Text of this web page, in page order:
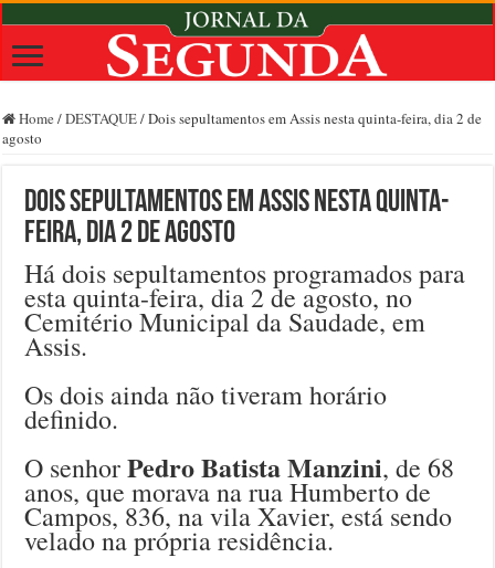
Home /DESTAQUE/Dois sepultamentos em Assis nesta quinta-feira, dia 2 de
agosto
Dois sepultamentos em Assis nesta quinta-
feira, dia 2 de agosto
Há dois sepultamentos programados para
esta quinta-feira, dia 2 de agosto, no
Cemitério Municipal da Saudade, em
Assis.
Os dois ainda não tiveram horário
definido.
O senhorPedro Batista Manzini, de 68
anos, que morava na rua Humberto de
Campos, 836, na vila Xavier, está sendo
velado na própria residência.